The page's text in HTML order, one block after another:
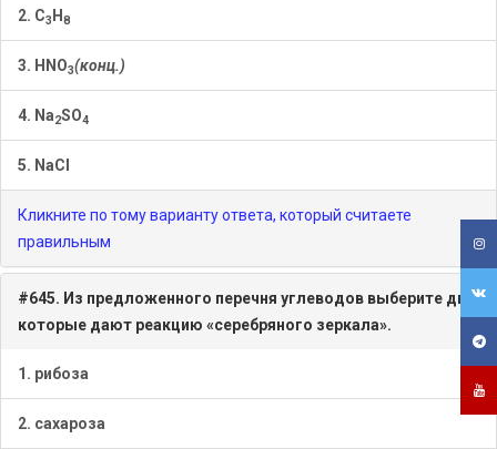
2. C3 H 8
3. HNO3(конц.)
4. Na2SO4
5. NaCl
Кликните по тому варианту ответа, который считаете
правильным
#645. Из предложенного перечня углеводов выберите два,
которые дают реакцию «серебряного зеркала».
1. рибоза
2. сахароза